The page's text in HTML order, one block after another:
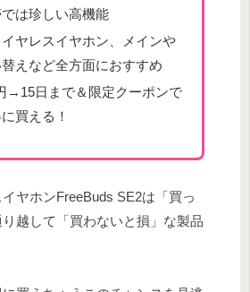
は珍しい高機能
ヤレスイヤホン、メインや
えなど全方面におすすめ
→15日まで＆限定クーポンで
買える！
ヤホンFreeBuds SE2は「買っ
越して「買わないと損」な製品